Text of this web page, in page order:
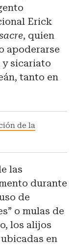
Erick
, quien
apoderarse
y sicariato
tanto en
de la
las
durante
de
o mulas de
los alijos
en